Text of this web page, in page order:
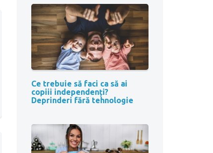
Ce trebuie să faci ca să ai
copiii independenți?
Deprinderi fără tehnologie